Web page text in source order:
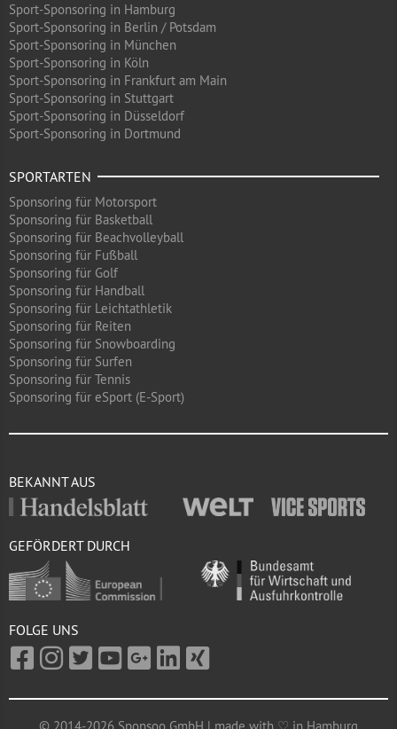
Sport-Sponsoring in Hamburg
Sport-Sponsoring in Berlin / Potsdam
Sport-Sponsoring in München
Sport-Sponsoring in Köln
Sport-Sponsoring in Frankfurt am Main
Sport-Sponsoring in Stuttgart
Sport-Sponsoring in Düsseldorf
Sport-Sponsoring in Dortmund
SPORTARTEN
Sponsoring für Motorsport
Sponsoring für Basketball
Sponsoring für Beachvolleyball
Sponsoring für Fußball
Sponsoring für Golf
Sponsoring für Handball
Sponsoring für Leichtathletik
Sponsoring für Reiten
Sponsoring für Snowboarding
Sponsoring für Surfen
Sponsoring für Tennis
Sponsoring für eSport (E-Sport)
BEKANNT AUS
GEFÖRDERT DURCH
FOLGE UNS